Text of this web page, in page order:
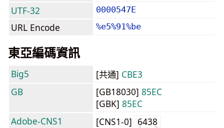
UTF-32 0000547E
URL Encode %e5%91%be
東亞編碼資訊
Big5 [共通] CBE3
GB
[GB18030] 85EC
[GBK] 85EC
Adobe-CNS1
[CNS1-0] 6438